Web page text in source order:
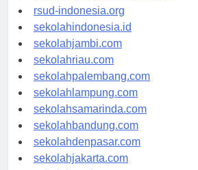
rsudkisaran-asahankab.org
rsud-indonesia.org
sekolahindonesia.id
sekolahjambi.com
sekolahriau.com
sekolahpalembang.com
sekolahlampung.com
sekolahsamarinda.com
sekolahbandung.com
sekolahdenpasar.com